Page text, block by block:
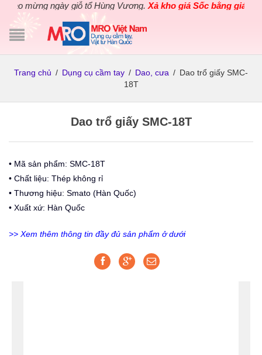
mừng ngày giỗ tổ Hùng Vương.Xả kho giá Sốc bằng giá Gốc
Trang chủ / Dụng cụ cầm tay / Dao, cưa / Dao trổ giấy SMC-
18T
Dao trổ giấy SMC-18T
• Mã sản phẩm: SMC-18T
• Chất liệu: Thép không rỉ
• Thương hiệu: Smato (Hàn Quốc)
• Xuất xứ: Hàn Quốc
>> Xem thêm thông tin đầy đủ sản phẩm ở dưới